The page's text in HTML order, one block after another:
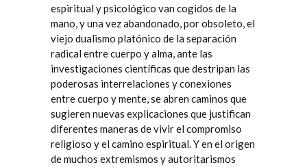
espiritual y psicológico van cogidos de la
mano, y una vez abandonado, por obsoleto, el
viejo dualismo platónico de la separación
radical entre cuerpo y alma, ante las
investigaciones científicas que destripan las
poderosas interrelaciones y conexiones
entre cuerpo y mente, se abren caminos que
sugieren nuevas explicaciones que justifican
diferentes maneras de vivir el compromiso
religioso y el camino espiritual. Y en el origen
de muchos extremismos y autoritarismos